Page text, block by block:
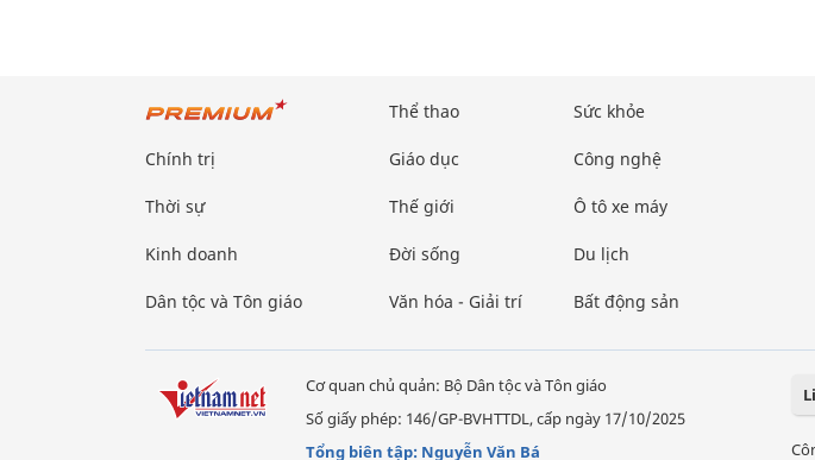
Chính trị
Thời sự
Kinh doanh
Dân tộc và Tôn giáo
Thể thao
Giáo dục
Thế giới
Đời sống
Văn hóa - Giải trí
Sức khỏe
Công nghệ
Ô tô xe máy
Du lịch
Bất động sản
Cơ quan chủ quản: Bộ Dân tộc và Tôn giáo
Số giấy phép: 146/GP-BVHTTDL, cấp ngày 17/10/2025
Tổng biên tập: Nguyễn Văn Bá